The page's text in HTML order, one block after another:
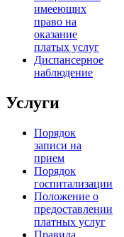
имееющих
право на
оказание
платых услуг
Диспансерное
наблюдение
Услуги
Порядок
записи на
прием
Порядок
госпитализации
Положение о
предоставлении
платных услуг
Правила